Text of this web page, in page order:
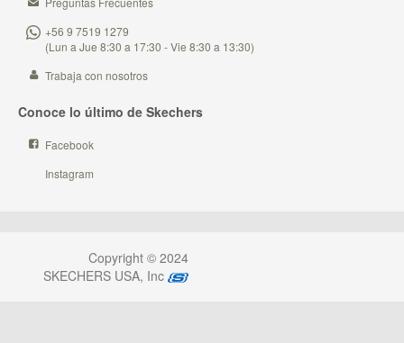
+56 9 7519 1279
(Lun a Jue 8:30 a 17:30 - Vie 8:30 a 13:30)
Trabaja con nosotros
Conoce lo último de Skechers
Facebook
Instagram
Copyright © 2024
SKECHERS USA, Inc